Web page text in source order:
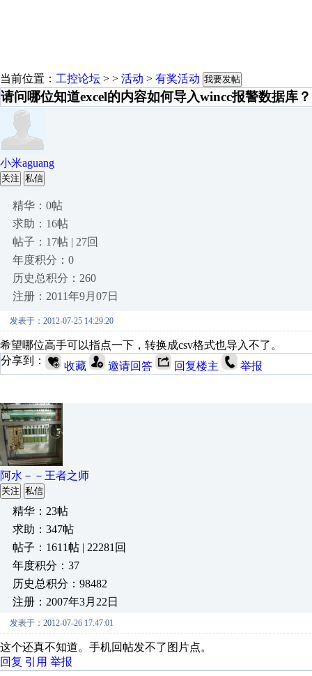
当前位置： 工控论坛 > > 活动 > 有奖活动 我要发帖
请问哪位知道excel的内容如何导入wincc报警数据库？
小米aguang
关注 私信
精华：0帖
求助：16帖
帖子：17帖 | 27回
年度积分：0
历史总积分：260
注册：2011年9月07日
发表于：2012-07-25 14:29:20
希望哪位高手可以指点一下，转换成csv格式也导入不了。
分享到：
收藏 邀请回答 回复楼主 举报
阿水－－王者之师
关注 私信
精华：23帖
求助：347帖
帖子：1611帖 | 22281回
年度积分：37
历史总积分：98482
注册：2007年3月22日
发表于：2012-07-26 17:47:01
这个还真不知道。手机回帖发不了图片点。
回复 引用 举报